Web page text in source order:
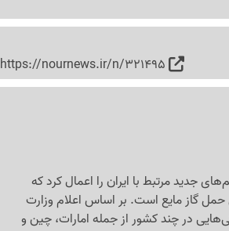
https://nournews.ir/n/321495
جدید مرتبط با ایران را اعمال کرد که
گاز مایع است. بر اساس اعلام وزارت
در چند کشور از جمله امارات، چین و